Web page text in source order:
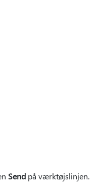
Sendpå værktøjslinjen.